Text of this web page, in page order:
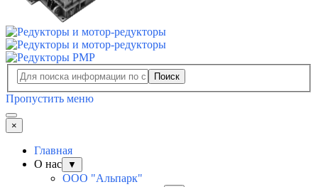
Поиск
Пропустить меню
×
Главная
О нас
▼
ООО "Альпарк"